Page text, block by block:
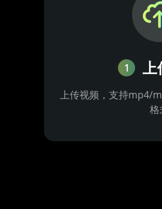
1 上
上传视频，支持mp4/
格